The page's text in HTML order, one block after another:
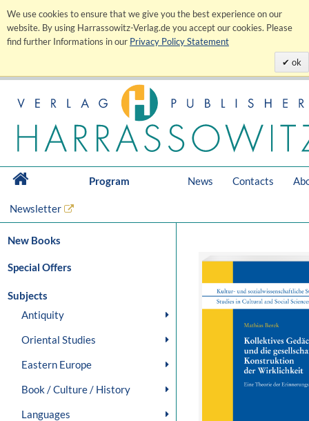
We use cookies to ensure that we give you the best experience on our
website. By using Harrassowitz-Verlag.de you accept our cookies. Please
find further Informations in our Privacy Policy Statement
ok
Program News Contacts
Newsletter
New Books
Special Offers
Subjects
Antiquity
Oriental Studies
Eastern Europe
Book / Culture / History
Languages